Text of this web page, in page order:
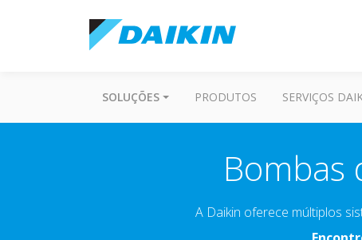
SOLUÇÕES PRODUTOS SERVIÇOS
Bombas
A Daikin oferece múltiplos